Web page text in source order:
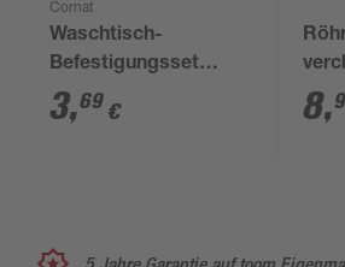
Cornat
Waschtisch-
Befestigungsset
exzentrisch M10 x
140 mm 10-teilig
3,69 €
mm
8,